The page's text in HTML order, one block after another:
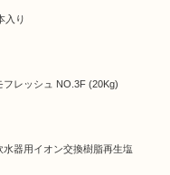
入り
レッシュ NO.3F (20Kg)
器用イオン交換樹脂再生塩